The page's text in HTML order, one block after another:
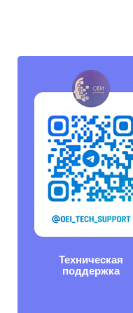
Техническая
поддержка